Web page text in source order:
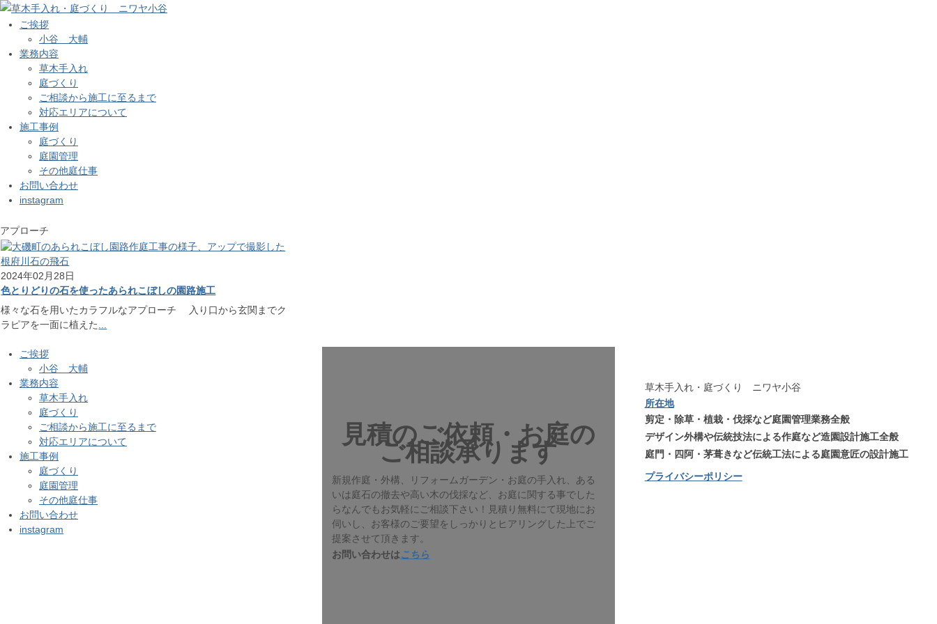
ご挨拶
小谷 大輔
業務内容
草木手入れ
庭づくり
ご相談から施工に至るまで
対応エリアについて
施工事例
庭づくり
庭園管理
その他庭仕事
お問い合わせ
instagram
アプローチ
2024年02月28日
色とりどりの石を使ったあられこぼしの園路施工
様々な石を用いたカラフルなアプローチ 入り口から玄関までク
ラピアを一面に植えた
ご挨拶
小谷 大輔
業務内容
草木手入れ
庭づくり
ご相談から施工に至るまで
対応エリアについて
施工事例
庭づくり
庭園管理
その他庭仕事
お問い合わせ
instagram
見積のご依頼・お庭の
ご相談承ります
新規作庭・外構、リフォームガーデン・お庭の手入れ、ある
いは庭石の撤去や高い木の伐採など、お庭に関する事でした
らなんでもお気軽にご相談下さい！見積り無料にて現地にお
伺いし、お客様のご要望をしっかりとヒアリングした上でご
提案させて頂きます。
お問い合わせはこちら
草木手入れ・庭づくり ニワヤ小谷
所在地
剪定・除草・植栽・伐採など庭園管理業務全般
デザイン外構や伝統技法による作庭など造園設計施工全般
庭門・四阿・茅葺きなど伝統工法による庭園意匠の設計施工
プライバシーポリシー